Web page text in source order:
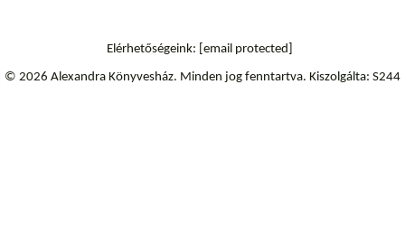
Elérhetőségeink: [email protected]
© 2026 Alexandra Könyvesház. Minden jog fenntartva. Kiszolgálta: S244